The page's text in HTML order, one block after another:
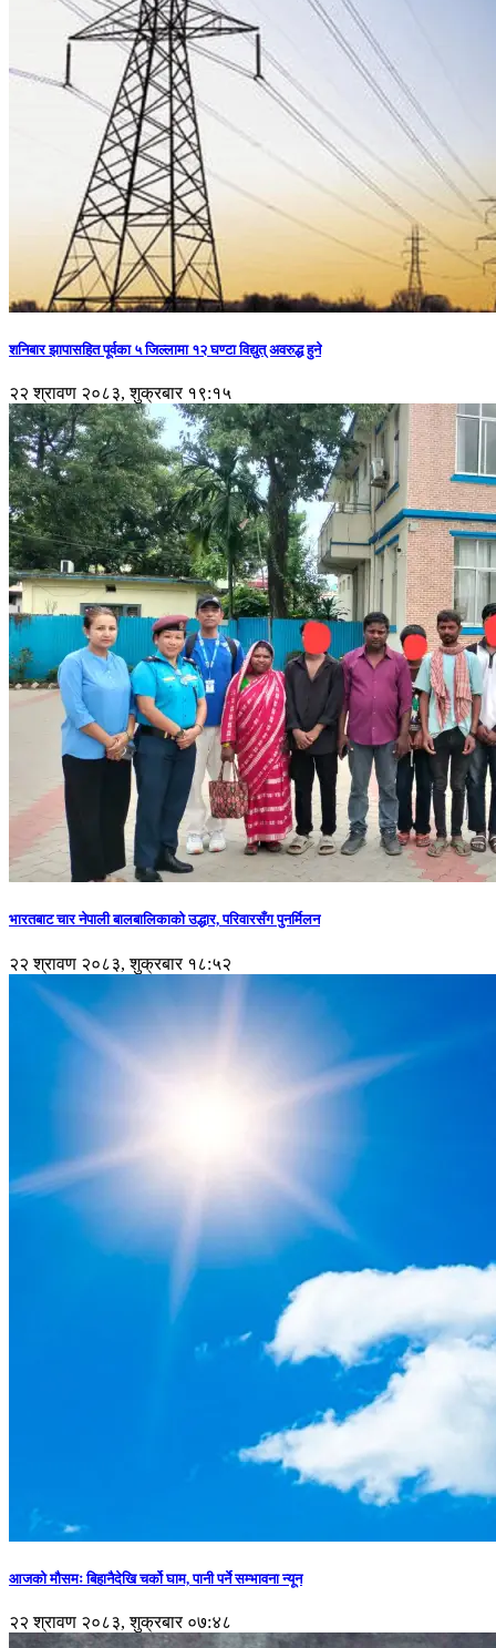
शनिबार झापासहित पूर्वका ५ जिल्लामा १२ घण्टा विद्युत् अवरुद्ध हुने
२२ श्रावण २०८३, शुक्रबार १९:१५
भारतबाट चार नेपाली बालबालिकाको उद्धार, परिवारसँग पुनर्मिलन
२२ श्रावण २०८३, शुक्रबार १८:५२
आजको मौसमः बिहानैदेखि चर्को घाम, पानी पर्ने सम्भावना न्यून
२२ श्रावण २०८३, शुक्रबार ०७:४८